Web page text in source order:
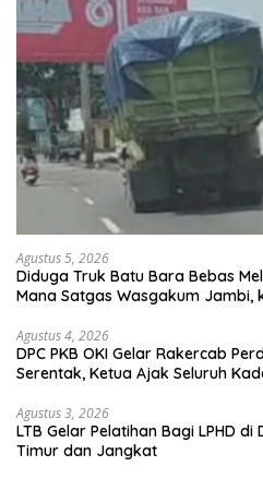
Agustus 5, 2026
Diduga Truk Batu Bara Bebas
Mana Satgas Wasgakum Jambi,
Agustus 4, 2026
DPC PKB OKI Gelar Rakercab
Serentak, Ketua Ajak Seluruh
Agustus 3, 2026
LTB Gelar Pelatihan Bagi LPHD
Timur dan Jangkat